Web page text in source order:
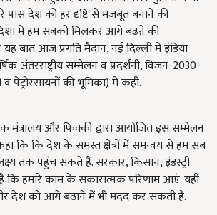
देश को हर दृष्टि से मजबूत बनाने की
में हम सबको मिलकर आगे बढऩे की
बात आज प्रगति मैदान, नई दिल्ली में इंडिया
अंतरराष्ट्रीय सम्मेलन व प्रदर्शनी, विजन-2030-
व पेट्रोरसायनों की भूमिका) में कही.
मंत्रालय और फिक्की द्वारा आयोजित इस सम्मेलन
कहा कि कि देश के समस्त क्षेत्रों में समन्वय से हम सब
तक पहुंच सकते हैं. सरकार, किसान, इंडस्ट्री
कि हमारे काम के सकारात्मक परिणाम आएं. यहीं
देश को आगे बढ़ाने में भी मदद कर सकती है.